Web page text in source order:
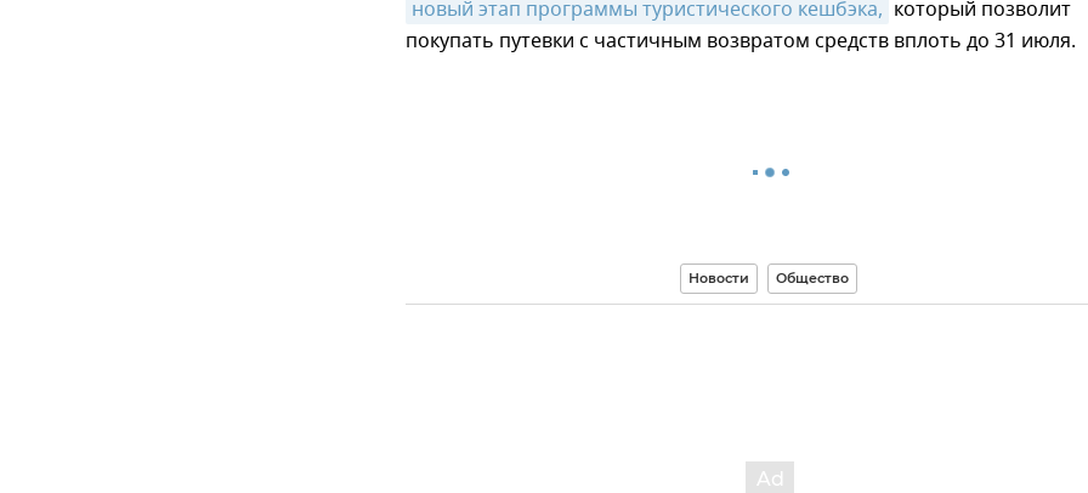
новый этап программы туристического кешбэка, который позволит
покупать путевки с частичным возвратом средств вплоть до 31 июля.
Новости Общество